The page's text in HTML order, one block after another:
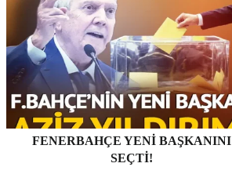
FENERBAHÇE YENI BAŞKANINI
SEÇTI!